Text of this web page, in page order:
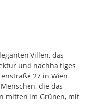
Villen, das
und nachhaltiges
27 in Wien-
die das
mitten im Grünen, mit